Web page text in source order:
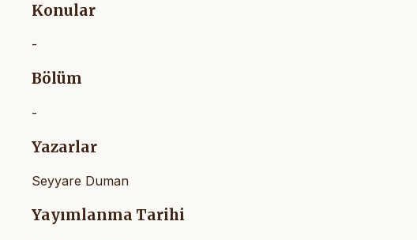
Konular
-
Bölüm
-
Yazarlar
Seyyare Duman
Yayımlanma Tarihi